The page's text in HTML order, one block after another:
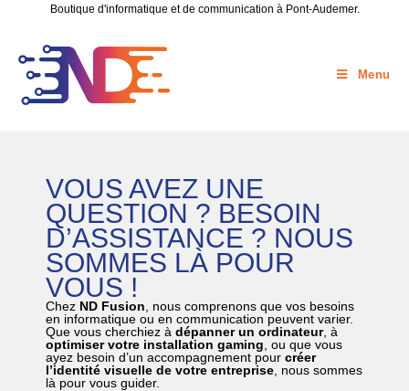
Boutique d'informatique et de communication à Pont-Audemer.
Menu
VOUS AVEZ UNE
QUESTION ? BESOIN
D’ASSISTANCE ? NOUS
SOMMES LÀ POUR
VOUS !
Chez ND Fusion , nous comprenons que vos besoins
en informatique ou en communication peuvent varier.
Que vous cherchiez à dépanner un ordinateur, à
optimiser votre installation gaming , ou que vous
ayez besoin d’un accompagnement pour créer
l’identité visuelle de votre entreprise , nous sommes
là pour vous guider.